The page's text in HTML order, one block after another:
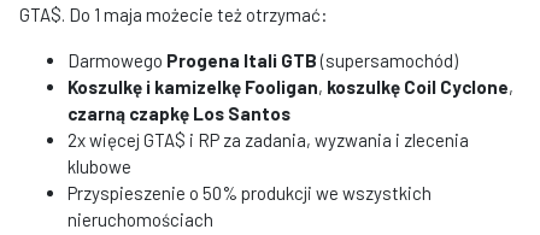
GTA$. Do 1 maja możecie też otrzymać:
Darmowego Progena Itali GTB(supersamochód)
Koszulkę i kamizelkę Fooligan, koszulkę Coil Cyclone,
czarną czapkę Los Santos
2x więcej GTA$ i RP za zadania, wyzwania i zlecenia
klubowe
Przyspieszenie o 50% produkcji we wszystkich
nieruchomościach